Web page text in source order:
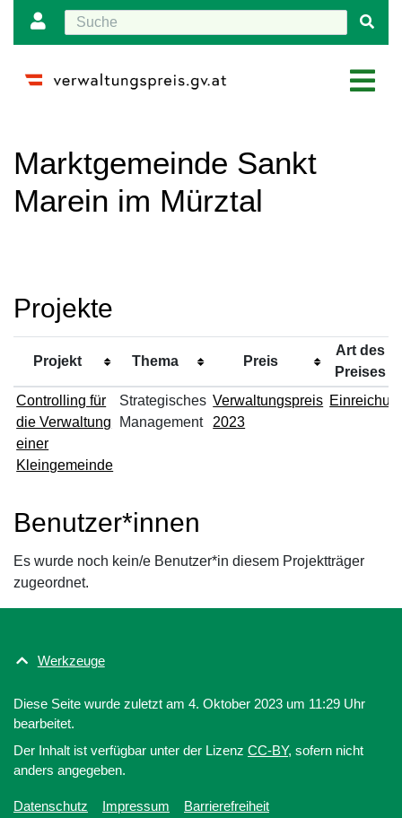
Marktgemeinde Sankt
Marein im Mürztal
Projekte
Projekt Thema Preis
Art des
Preises
Controlling für
die Verwaltung
einer
Kleingemeinde
Strategisches
Management
Verwaltungspreis
2023
Benutzer*innen
Es wurde noch kein/e Benutzer*in diesem Projektträger
zugeordnet.
Werkzeuge
Diese Seite wurde zuletzt am 4. Oktober 2023 um 11:29 Uhr
bearbeitet.
Der Inhalt ist verfügbar unter der Lizenz CC-BY, sofern nicht
anders angegeben.
Datenschutz Impressum Barrierefreiheit